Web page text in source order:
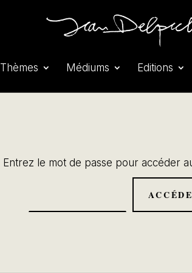
Thèmes Médiums Editions
Entrez le mot de passe pour accéder